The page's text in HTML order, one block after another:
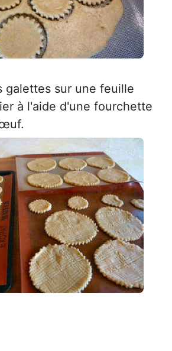
galettes sur une feuille
à l'aide d'une fourchette